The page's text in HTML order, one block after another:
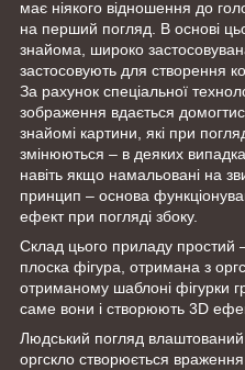
має ніякого відношення до
на перший погляд. В основі
знайома, широко
застосовують для створення
За рахунок спеціальної
зображення вдається
знайомі картини, які при
змінюються – в деяких
навіть якщо намальовані на
принцип – основа
ефект при погляді збоку.
Склад цього приладу простий
плоска фігура, отримана з
отриманому шаблоні фігурки
саме вони і створюють 3D
Людський погляд
оргскло створюється